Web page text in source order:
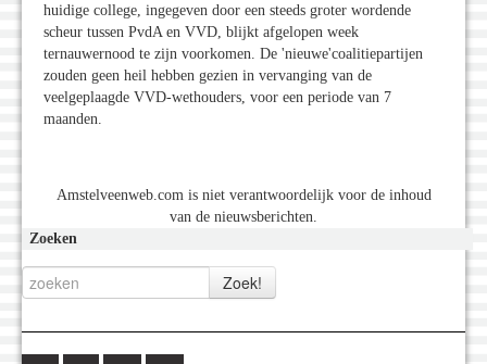
huidige college, ingegeven door een steeds groter wordende
scheur tussen PvdA en VVD, blijkt afgelopen week
ternauwernood te zijn voorkomen. De 'nieuwe'coalitiepartijen
zouden geen heil hebben gezien in vervanging van de
veelgeplaagde VVD-wethouders, voor een periode van 7
maanden.
Amstelveenweb.com is niet verantwoordelijk voor de inhoud
van de nieuwsberichten.
Zoeken